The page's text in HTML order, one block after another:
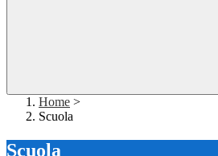
Home >
Scuola
Scuola